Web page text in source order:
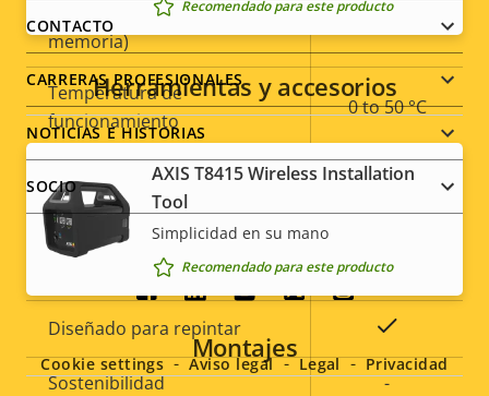
(ranura para tarjeta de
memoria)
Temperatura de
funcionamiento
0 to 50 °C
Preparada para exterior –
Clasificación de vandalismo
Clasificación IP IP52
Diseñado para repintar
Sostenibilidad -
Recomendado para este producto
Herramientas y accesorios
AXIS T8415 Wireless Installation
Tool
Simplicidad en su mano
Recomendado para este producto
Montajes
menu
CONTACTO
CARRERAS PROFESIONALES
NOTICIAS E HISTORIAS
SOCIO
Social
menu
Cookie settings Aviso legal Legal Privacidad